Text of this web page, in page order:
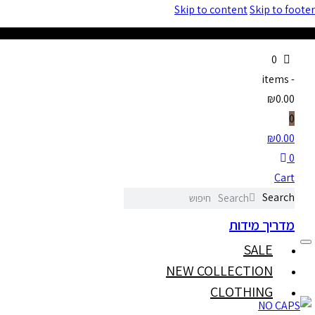
Skip to contentSkip to footer
0
items-
₪0.00
0
₪0.00
0
Cart
Search
Search
מדריך מידות
SALE
NEW COLLECTION
CLOTHING